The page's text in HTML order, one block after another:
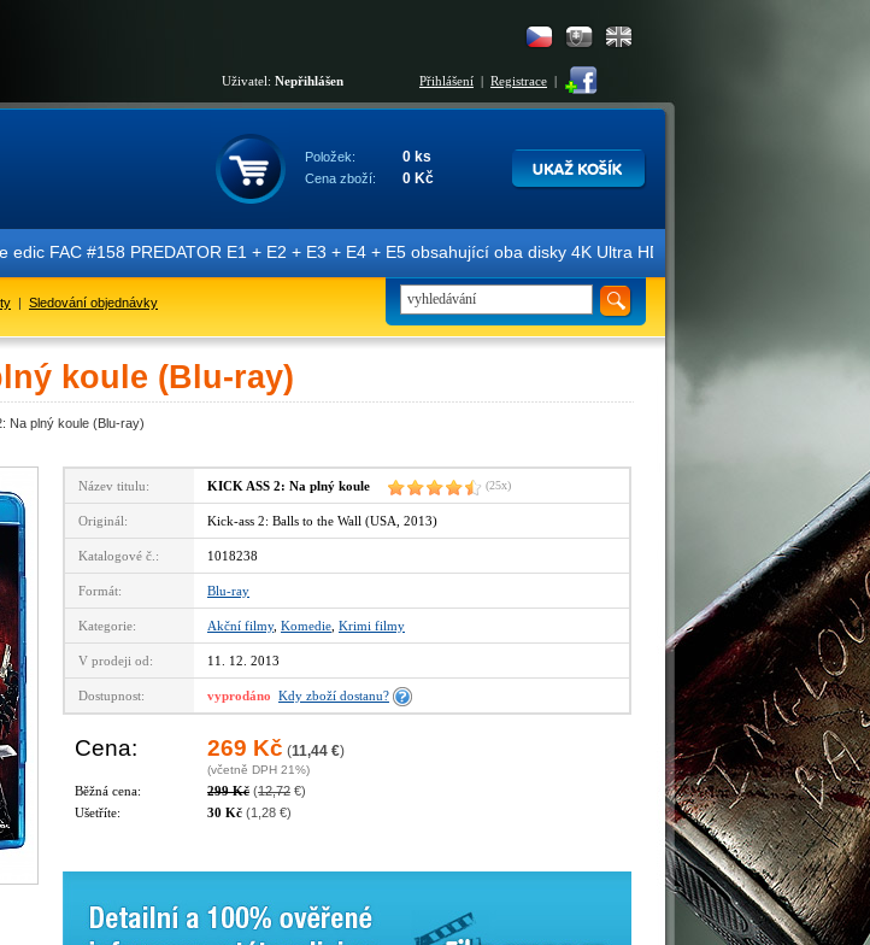
Uživatel: Nepřihlášen Přihlášení | Registrace |
Položek: 0 ks
Cena zboží: 0 Kč
FAC #158 PREDATOR E1 + E2 + E3 + E4 + E5 obsahující oba disky 4K Ultra HD + Blu-ray 3D/2D.
| Sledování objednávky
koule (Blu-ray)
Na plný koule (Blu-ray)
Název titulu: KICK ASS 2: Na plný koule (25x)
Originál: Kick-ass 2: Balls to the Wall (USA, 2013)
Katalogové č.: 1018238
Formát: Blu-ray
Kategorie: Akční filmy, Komedie Krimi filmy
V prodeji od: 11. 12. 2013
Dostupnost: vyprodáno Kdy zboží dostanu?
Cena: 269 Kč (11,44 €)
(včetně DPH 21%)
Běžná cena: 299 Kč (12,72 €)
Ušetříte:
30 Kč (1,28 €)